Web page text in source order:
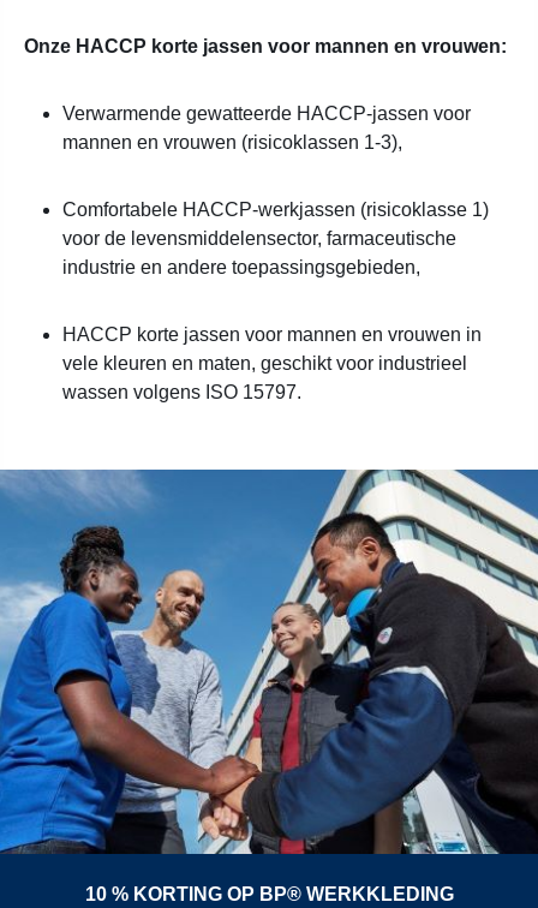
Onze HACCP korte jassen voor mannen en vrouwen:
Verwarmende gewatteerde HACCP-jassen voor
mannen en vrouwen (risicoklassen 1-3),
Comfortabele HACCP-werkjassen (risicoklasse 1)
voor de levensmiddelensector, farmaceutische
industrie en andere toepassingsgebieden,
HACCP korte jassen voor mannen en vrouwen in
vele kleuren en maten, geschikt voor industrieel
wassen volgens ISO 15797.
10 % KORTING OP BP® WERKKLEDING